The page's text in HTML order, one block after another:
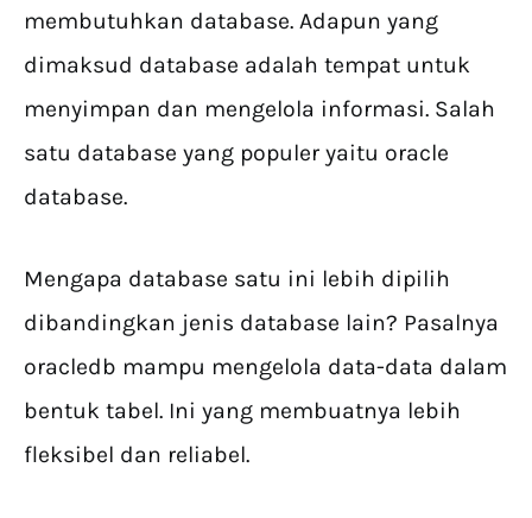
membutuhkan database. Adapun yang
dimaksud database adalah tempat untuk
menyimpan dan mengelola informasi. Salah
satu database yang populer yaitu oracle
database.
Mengapa database satu ini lebih dipilih
dibandingkan jenis database lain? Pasalnya
oracledb mampu mengelola data-data dalam
bentuk tabel. Ini yang membuatnya lebih
fleksibel dan reliabel.